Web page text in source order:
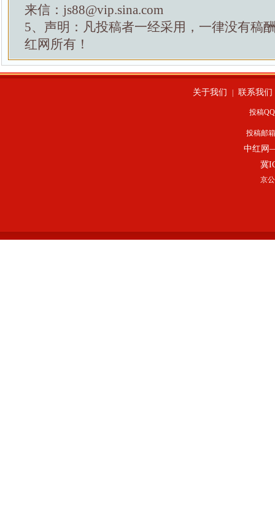
来信：js88@vip.sina.com
5、声明：凡投稿者一经采用，一律没有稿
红网所有！
关于我们 联系我们
投稿
投稿邮
中红网
冀
京